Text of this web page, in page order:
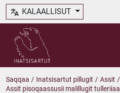
KALAALLISUT
Saqqaa / Inatsisartut pillugit / Assit /
Assit pisoqaassusii malillugit